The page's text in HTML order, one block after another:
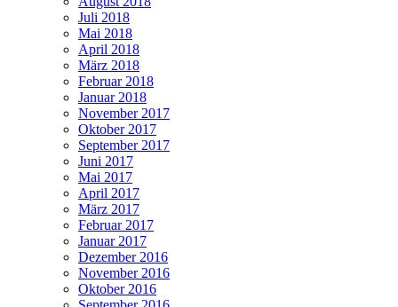
Juli 2018
Mai 2018
April 2018
März 2018
Februar 2018
Januar 2018
November 2017
Oktober 2017
September 2017
Juni 2017
Mai 2017
April 2017
März 2017
Februar 2017
Januar 2017
Dezember 2016
November 2016
Oktober 2016